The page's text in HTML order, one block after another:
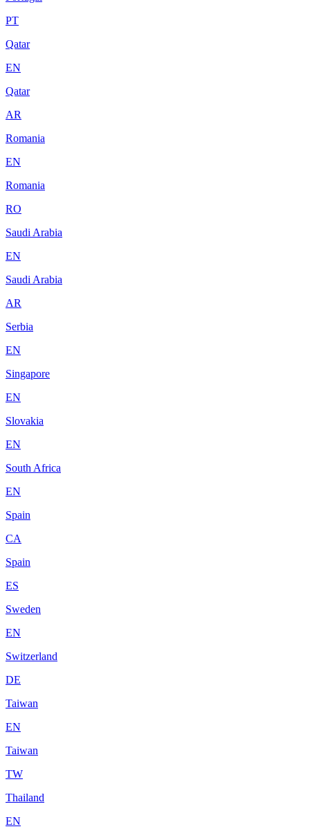
PT
Qatar
EN
Qatar
AR
Romania
EN
Romania
RO
Saudi Arabia
EN
Saudi Arabia
AR
Serbia
EN
Singapore
EN
Slovakia
EN
South Africa
EN
Spain
CA
Spain
ES
Sweden
EN
Switzerland
DE
Taiwan
EN
Taiwan
TW
Thailand
EN